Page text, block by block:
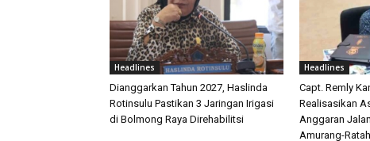
Headlines
Dianggarkan Tahun 2027, Haslinda
Rotinsulu Pastikan 3 Jaringan Irigasi
di Bolmong Raya Direhabilitsi
Headlines
Capt. Remly
Realisasikan
Anggaran
Amurang-